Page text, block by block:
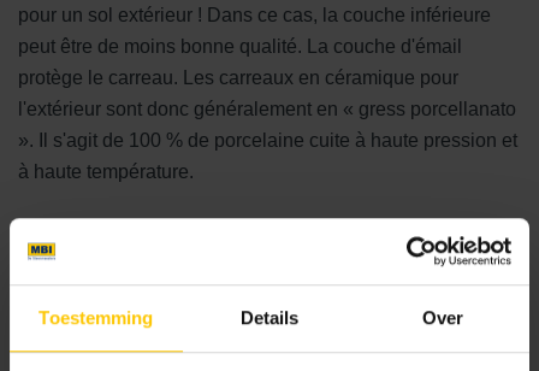
Toestemming Details Over
pour un sol extérieur ! Dans ce cas, la couche inférieure
peut être de moins bonne qualité. La couche d'émail
protège le carreau. Les carreaux en céramique pour
l'extérieur sont donc généralement en « gress porcellanato
». Il s'agit de 100 % de porcelaine cuite à haute pression et
à haute température.
Notre gamme de carreaux de jardin en céramique présente
une très bonne adhérence, ce qui les rend adaptés à une
carreaux à l'intérieur ? Oui, c'est tout à fait possible. Mais il
faut alors tenir compte du fait que le nettoyage (lavage) est